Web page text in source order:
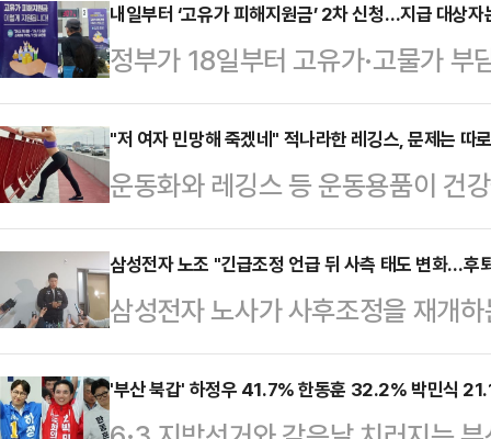
지만, 노조는 여전히 기존 요구를
상 마지막 담판"…총파업 D-3 재협
이날 오전 10시부터 정부세종청사
정 회의를 진행한다. 지난 11~12일
사된 추가 조정 절차다.총파업 예
만큼 이번 협상…
내일부터 ‘고유가 피해지원금’ 2차 신청…지급 대상자
정부가 18일부터 고유가·고물가
작한다.중동 전쟁에 따른 유가 상승
지원을 확대하겠다는 취지다.17일
2차 지급 대상자는 소득 하위 70%
을 기준으로 정해졌다.외벌이 가
▲2인 가구 14만 원 ▲3인 가구 26
원금을 받는다.지역가입자는 ▲1
가구 …
"저 여자 민망해 죽겠네" 적나라한 레깅스, 문제는 따
운동화와 레깅스 등 운동용품이 건
다.16일 관련업계에 따르면 영국
전문가인 니콜 딘은 최근 데일리메
만 운동할 때 착용하는 옷과 신발이
어 "운동용품을 만들 때 흔히 사용
소재의 옷을 세탁하고 입을 때마다
삼성전자 노조 "긴급조정 언급 뒤 사측 태도 변화…후
삼성전자 노사가 사후조정을 재개
언급 이후 사측이 후퇴한 조정안을
했다. 노조는 사후조정에서 기존 안
'부산 북갑' 하정우 41.7% 한동훈 32.2% 박민식